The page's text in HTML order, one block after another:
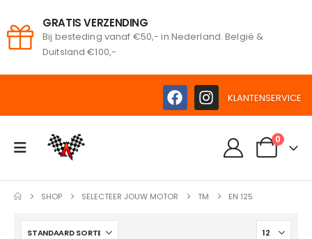
GRATIS VERZENDING
Bij besteding vanaf €50,- in Nederland. België &
Duitsland €100,-
KLANTENSERVICE
0
SHOP SELECTEER JOUW MOTOR TM EN 125